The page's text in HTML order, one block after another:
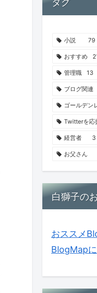
小説 79
おすすめ
管理職 13
ブログ関連
ゴールデン
Twitterを応
経営者 3
お父さん
白獅子の
おススメ
BlogMap